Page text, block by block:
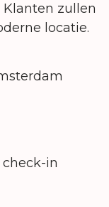
zullen
locatie.
in